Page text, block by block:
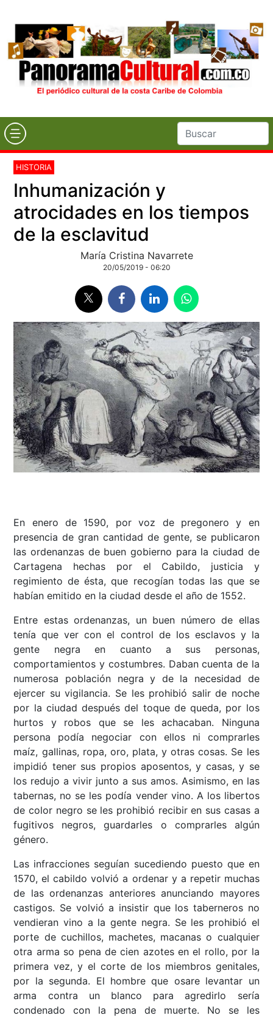
HISTORIA
Inhumanización y
atrocidades en los tiempos
de la esclavitud
María Cristina Navarrete
20/05/2019 - 06:20
En enero de 1590, por voz de pregonero y en
presencia de gran cantidad de gente, se publicaron
las ordenanzas de buen gobierno para la ciudad de
Cartagena hechas por el Cabildo, justicia y
regimiento de ésta, que recogían todas las que se
habían emitido en la ciudad desde el año de 1552.
Entre estas ordenanzas, un buen número de ellas
tenía que ver con el control de los esclavos y la
gente negra en cuanto a sus personas,
comportamientos y costumbres. Daban cuenta de la
numerosa población negra y de la necesidad de
ejercer su vigilancia. Se les prohibió salir de noche
por la ciudad después del toque de queda, por los
hurtos y robos que se les achacaban. Ninguna
persona podía negociar con ellos ni comprarles
maíz, gallinas, ropa, oro, plata, y otras cosas. Se les
impidió tener sus propios aposentos, y casas, y se
los redujo a vivir junto a sus amos. Asimismo, en las
tabernas, no se les podía vender vino. A los libertos
de color negro se les prohibió recibir en sus casas a
fugitivos negros, guardarles o comprarles algún
género.
Las infracciones seguían sucediendo puesto que en
1570, el cabildo volvió a ordenar y a repetir muchas
de las ordenanzas anteriores anunciando mayores
castigos. Se volvió a insistir que los taberneros no
vendieran vino a la gente negra. Se les prohibió el
porte de cuchillos, machetes, macanas o cualquier
otra arma so pena de cien azotes en el rollo, por la
primera vez, y el corte de los miembros genitales,
por la segunda. El hombre que osare levantar un
arma contra un blanco para agredirlo sería
condenado con la pena de muerte. No se les